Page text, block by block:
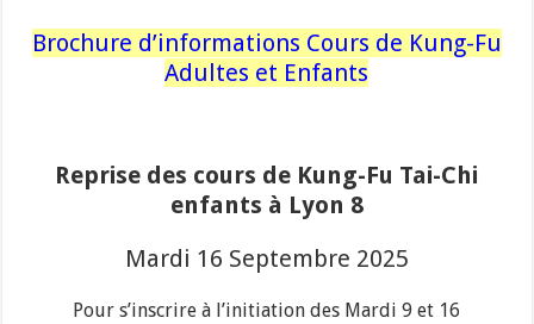
Brochure d’informations Cours de Kung-Fu
Adultes et Enfants
Reprise des cours de Kung-Fu Tai-Chi
enfants à Lyon 8
Mardi 16 Septembre 2025
Pour s’inscrire à l’initiation des Mardi 9 et 16